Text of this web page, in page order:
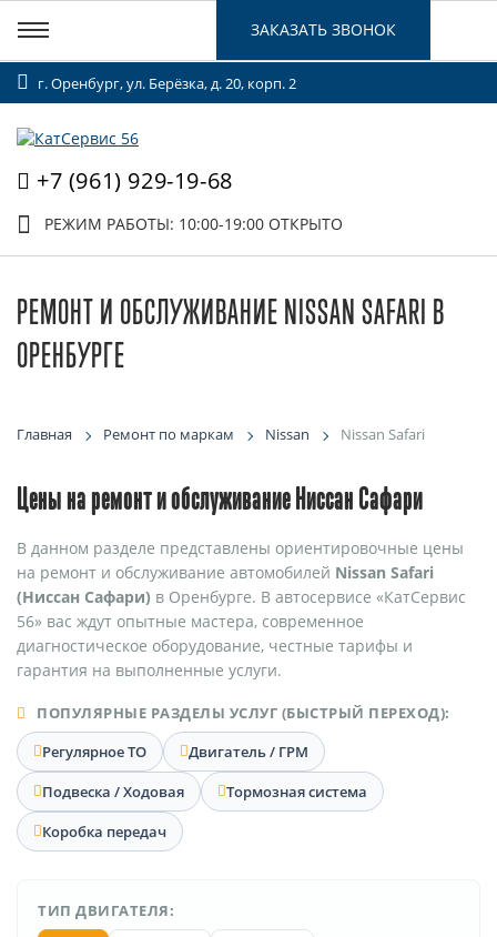
г. Оренбург, ул. Берёзка, д. 20, корп. 2
+7 (961) 929-19-68
РЕЖИМ РАБОТЫ: 10:00-19:00 ОТКРЫТО
ЗАКАЗАТЬ ЗВОНОК
РЕМОНТ И ОБСЛУЖИВАНИЕ NISSAN SAFARI В
ОРЕНБУРГЕ
Главная Ремонт по маркам Nissan Nissan Safari
Цены на ремонт и обслуживание Ниссан Сафари
В данном разделе представлены ориентировочные цены
на ремонт и обслуживание автомобилей Nissan Safari
(Ниссан Сафари) в Оренбурге. В автосервисе «КатСервис
56» вас ждут опытные мастера, современное
диагностическое оборудование, честные тарифы и
гарантия на выполненные услуги.
ПОПУЛЯРНЫЕ РАЗДЕЛЫ УСЛУГ (БЫСТРЫЙ ПЕРЕХОД):
Регулярное ТО
Двигатель / ГРМ
Подвеска / Ходовая
Тормозная система
Коробка передач
ТИП ДВИГАТЕЛЯ: